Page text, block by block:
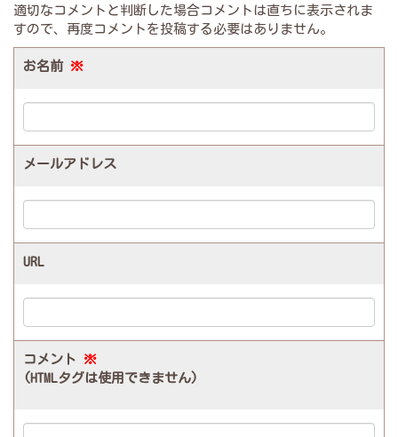
適切なコメントと判断した場合コメントは直ちに表示されま
すので、再度コメントを投稿する必要はありません。
お名前 ※
メールアドレス
URL
コメント ※
(HTMLタグは使用できません)